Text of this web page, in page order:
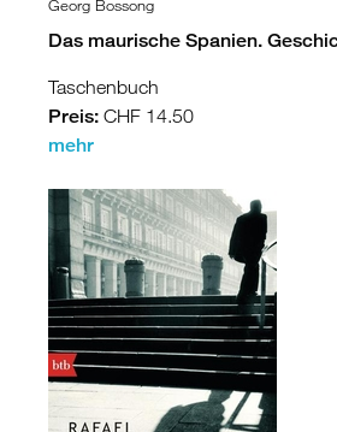
Georg Bossong
Das maurische Spanien.
Taschenbuch
Preis: CHF 14.50
mehr